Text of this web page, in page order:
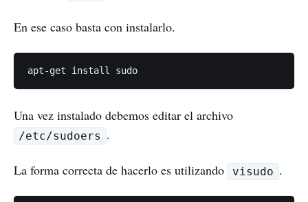
En ese caso basta con instalarlo.
Una vez instalado debemos editar el archivo
/etc/sudoers .
La forma correcta de hacerlo es utilizando visudo .